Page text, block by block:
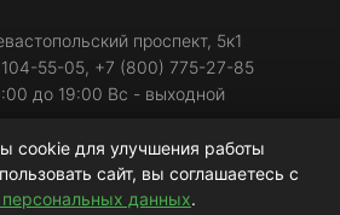
проспект, 5к1
55-05, +7 (800) 775-27-85
до 19:00 Вс - выходной
автозапчастей
сайта (ИКС): 240
cookie для улучшения работы
сайт, вы соглашаетесь с
персональных данных.